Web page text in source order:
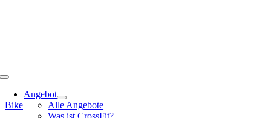
Toggle
NavigationAngebot
Alle Angebote
Was ist CrossFit?
Bike